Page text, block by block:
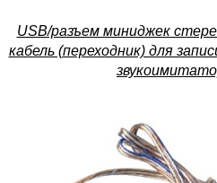
USB/разъем миниджек
кабель (переходник) для